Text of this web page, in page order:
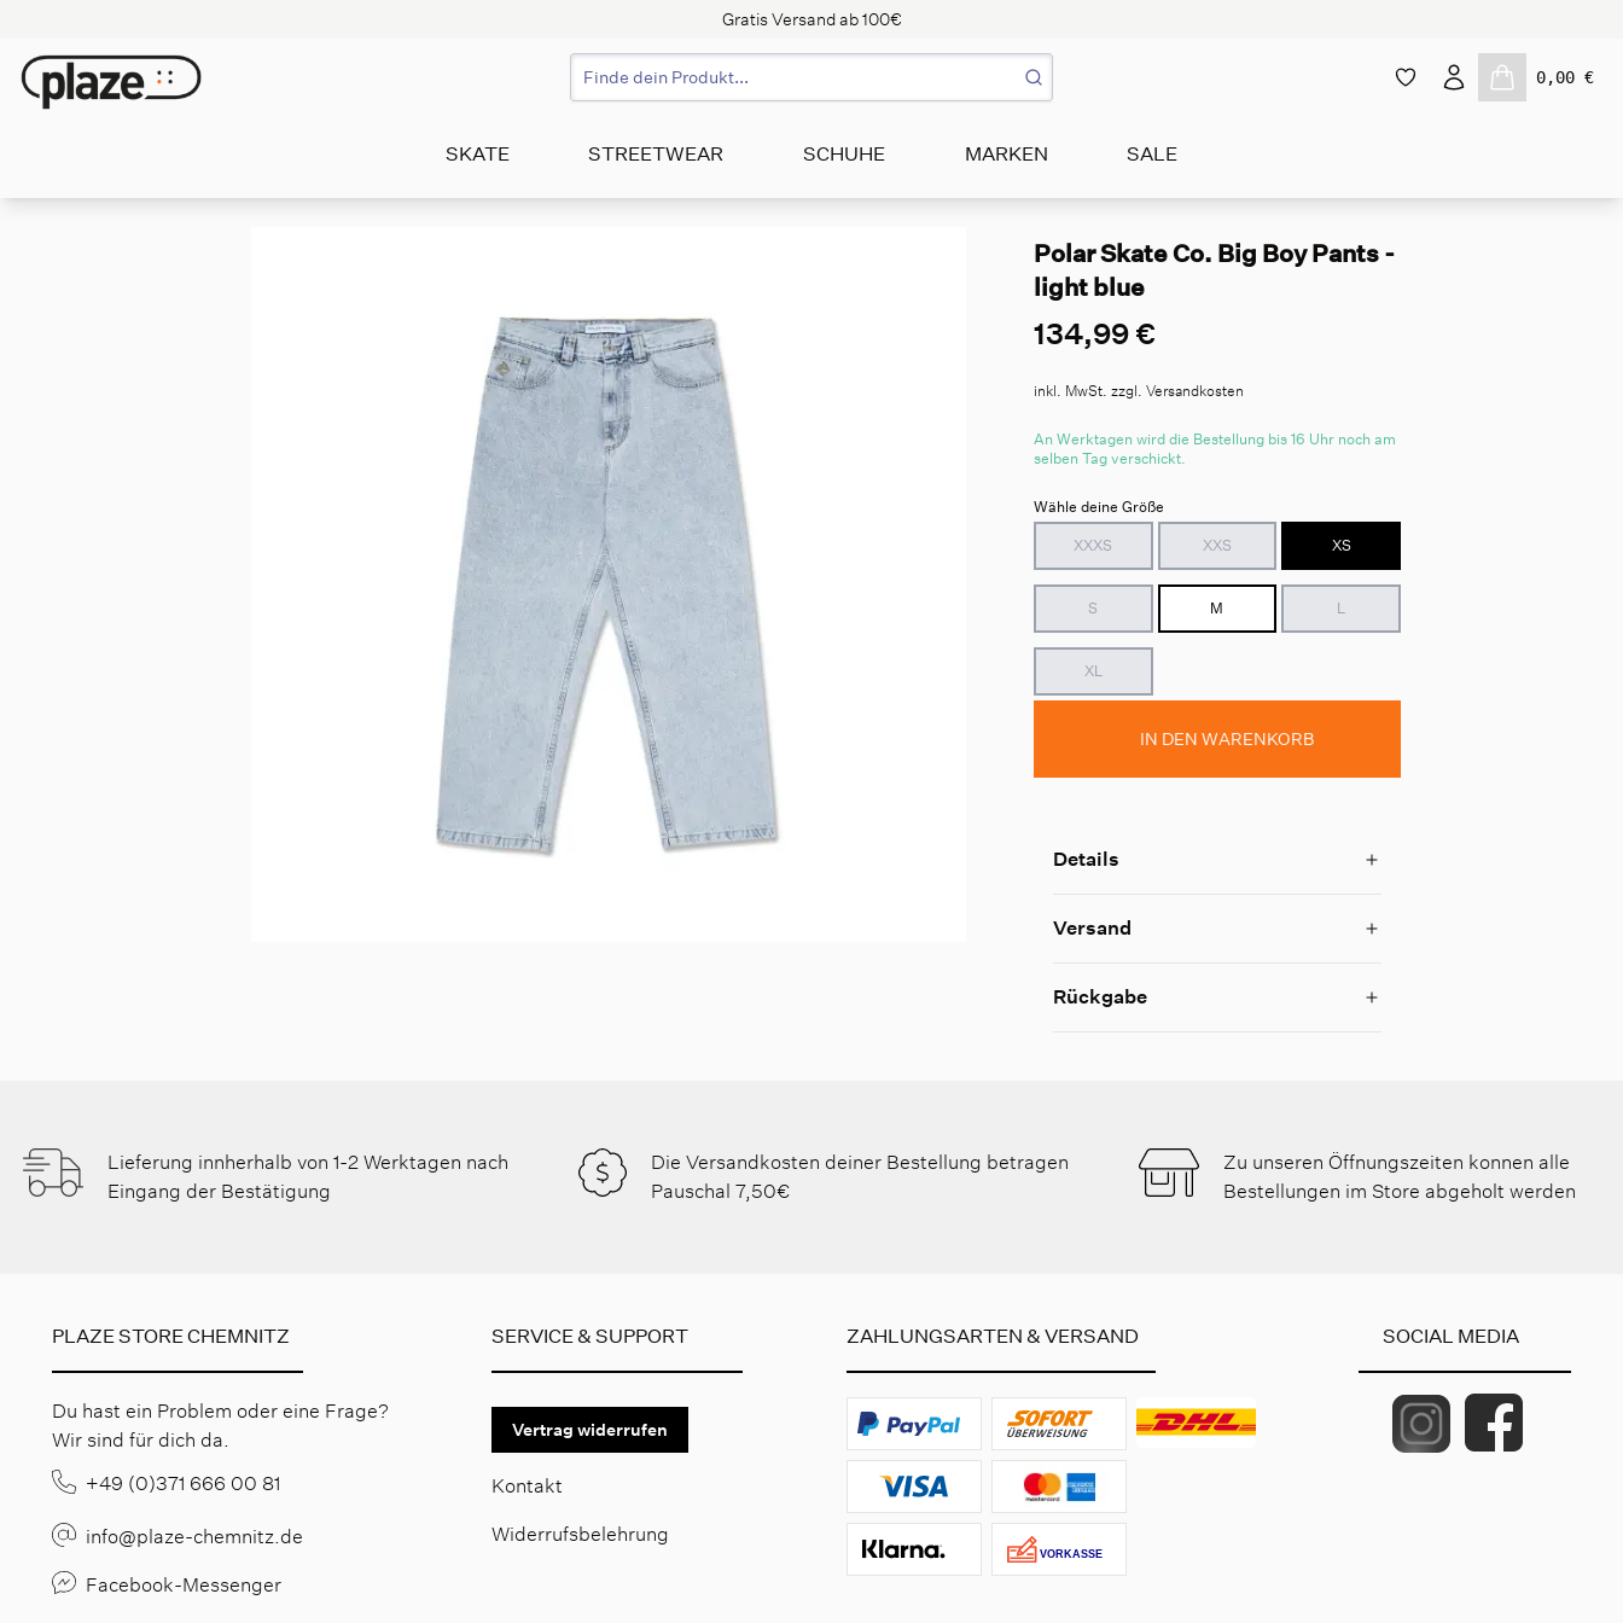
Gratis Versand ab 100€
0,00 €
SKATE STREETWEAR SCHUHE MARKEN SALE
Polar Skate Co. Big Boy Pants -
light blue
134,99 €
inkl. MwSt. zzgl. Versandkosten
An Werktagen wird die Bestellung bis 16 Uhr noch am
selben Tag verschickt.
Wähle deine Größe
XXXS
XXS XS
S M L
XL
IN DEN WARENKORB
Details
Versand
Rückgabe
Lieferung innherhalb von 1-2 Werktagen nach
Eingang der Bestätigung
Die Versandkosten deiner Bestellung betragen
Pauschal 7,50€
Zu unseren Öffnungszeiten konnen alle
Bestellungen im Store abgeholt werden
PLAZE STORE CHEMNITZ
Du hast ein Problem oder eine Frage?
Wir sind für dich da.
+49 (0)371 666 00 81
info@plaze-chemnitz.de
Facebook-Messenger
SERVICE & SUPPORT
Vertrag widerrufen
Kontakt
Widerrufsbelehrung
ZAHLUNGSARTEN & VERSAND SOCIAL MEDIA